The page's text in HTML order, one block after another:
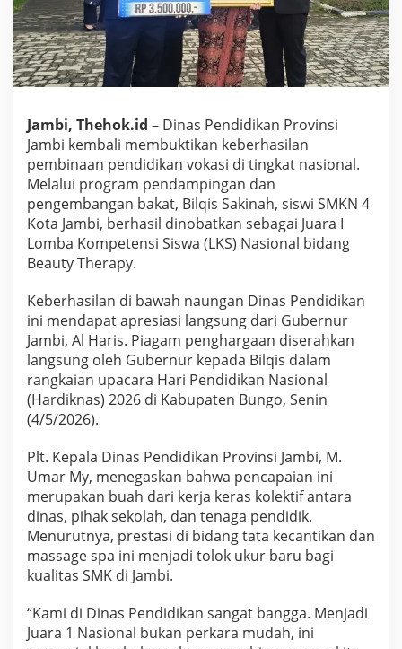
b
u
k
s
s
K
a
w
a
S
s
w
S
M
K
N
4
J
a
R
a
i
h
J
u
a
r
N
a
s
Jambi, Thehok.id – Dinas Pendidikan Provinsi
Jambi kembali membuktikan keberhasilan
pembinaan pendidikan vokasi di tingkat nasional.
Melalui program pendampingan dan
pengembangan bakat, Bilqis Sakinah, siswi SMKN 4
Kota Jambi, berhasil dinobatkan sebagai Juara I
Lomba Kompetensi Siswa (LKS) Nasional bidang
Beauty Therapy.
Keberhasilan di bawah naungan Dinas Pendidikan
ini mendapat apresiasi langsung dari Gubernur
Jambi, Al Haris. Piagam penghargaan diserahkan
langsung oleh Gubernur kepada Bilqis dalam
rangkaian upacara Hari Pendidikan Nasional
(Hardiknas) 2026 di Kabupaten Bungo, Senin
(4/5/2026).
Plt. Kepala Dinas Pendidikan Provinsi Jambi, M.
Umar My, menegaskan bahwa pencapaian ini
merupakan buah dari kerja keras kolektif antara
dinas, pihak sekolah, dan tenaga pendidik.
Menurutnya, prestasi di bidang tata kecantikan dan
massage spa ini menjadi tolok ukur baru bagi
kualitas SMK di Jambi.
“Kami di Dinas Pendidikan sangat bangga. Menjadi
Juara 1 Nasional bukan perkara mudah, ini